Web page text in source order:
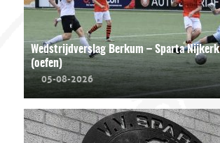
Wedstrijdverslag Berkum – Sparta Nijkerk
(oefen)
05-08-2026